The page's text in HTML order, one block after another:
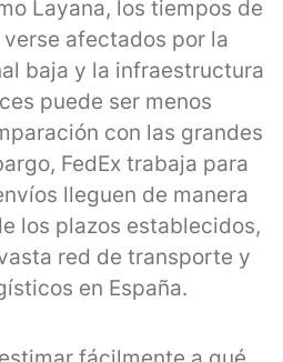
Layana, los tiempos de
afectados por la
baja y la infraestructura
puede ser menos
con las grandes
FedEx trabaja para
lleguen de manera
los plazos establecidos,
red de transporte y
en España.